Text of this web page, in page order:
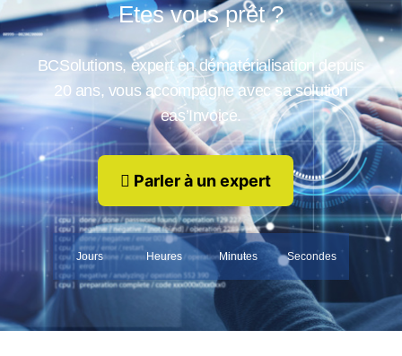
Etes vous prêt ?
BCSolutions, expert en dématérialisation depuis
20 ans, vous accompagne avec sa solution
eas’Invoice.
Parler à un expert
Jours Heures Minutes Secondes